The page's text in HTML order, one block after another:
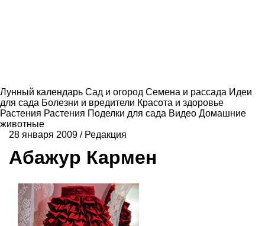
Лунный календарь Сад и огород Семена и рассада Идеи
для сада Болезни и вредители Красота и здоровье
Растения Растения Поделки для сада Видео Домашние
животные
28 января 2009 / Редакция
Абажур Кармен